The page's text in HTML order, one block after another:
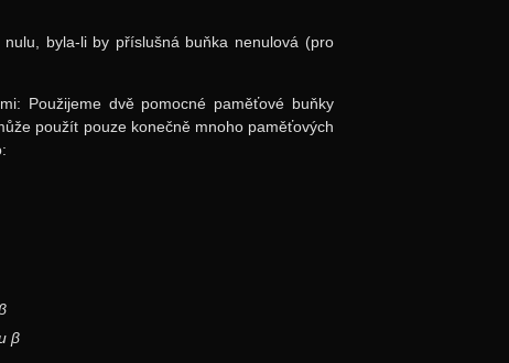
byla-li by příslušná buňka nenulová (pro
Použijeme dvě pomocné paměťové buňky
použít pouze konečně mnoho paměťových
β